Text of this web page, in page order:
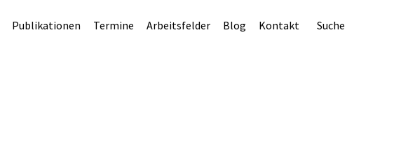
Publikationen Termine Arbeitsfelder Blog Kontakt Suche